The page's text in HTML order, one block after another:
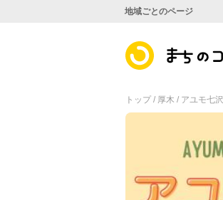
トップ / 厚木 / アユモ七沢
地域ごとのページ